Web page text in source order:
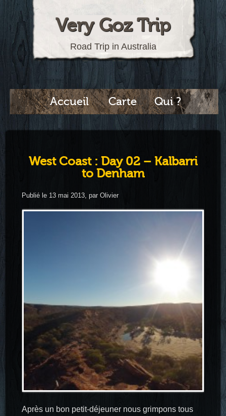
Very Goz Trip
Road Trip in Australia
Accueil Carte Qui ?
West Coast : Day 02 – Kalbarri
to Denham
Publié le 13 mai 2013, par Olivier
Après un bon petit-déjeuner nous grimpons tous